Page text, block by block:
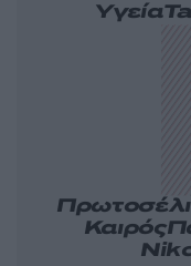
Υγεία
Καιρός